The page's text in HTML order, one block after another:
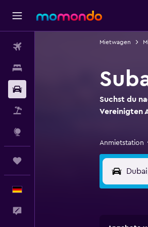
Mietwagen
Suchst du
Vereinigten
Anmietstation